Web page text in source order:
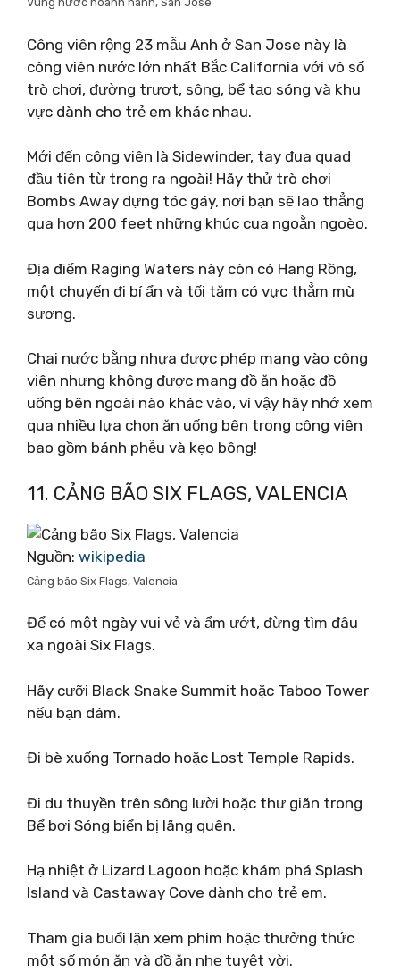
Công viên rộng 23 mẫu Anh ở San Jose này là
công viên nước lớn nhất Bắc California với vô số
trò chơi, đường trượt, sông, bể tạo sóng và khu
vực dành cho trẻ em khác nhau.
Mới đến công viên là Sidewinder, tay đua quad
đầu tiên từ trong ra ngoài! Hãy thử trò chơi
Bombs Away dựng tóc gáy, nơi bạn sẽ lao thẳng
qua hơn 200 feet những khúc cua ngoằn ngoèo.
Địa điểm Raging Waters này còn có Hang Rồng,
một chuyến đi bí ẩn và tối tăm có vực thẳm mù
sương.
Chai nước bằng nhựa được phép mang vào công
viên nhưng không được mang đồ ăn hoặc đồ
uống bên ngoài nào khác vào, vì vậy hãy nhớ xem
qua nhiều lựa chọn ăn uống bên trong công viên
bao gồm bánh phễu và kẹo bông!
11. CẢNG BÃO SIX FLAGS, VALENCIA
Nguồn: wikipedia
Cảng bão Six Flags, Valencia
Để có một ngày vui vẻ và ẩm ướt, đừng tìm đâu
xa ngoài Six Flags.
Hãy cưỡi Black Snake Summit hoặc Taboo Tower
nếu bạn dám.
Đi bè xuống Tornado hoặc Lost Temple Rapids.
Đi du thuyền trên sông lười hoặc thư giãn trong
Bể bơi Sóng biển bị lãng quên.
Hạ nhiệt ở Lizard Lagoon hoặc khám phá Splash
Island và Castaway Cove dành cho trẻ em.
Tham gia buổi lặn xem phim hoặc thưởng thức
một số món ăn và đồ ăn nhẹ tuyệt vời.